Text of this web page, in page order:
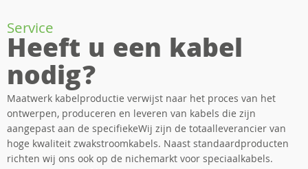
Service
Heeft u een kabel
nodig?
Maatwerk kabelproductie verwijst naar het proces van het
ontwerpen, produceren en leveren van kabels die zijn
aangepast aan de specifiekeWij zijn de totaalleverancier van
hoge kwaliteit zwakstroomkabels. Naast standaardproducten
richten wij ons ook op de nichemarkt voor speciaalkabels.